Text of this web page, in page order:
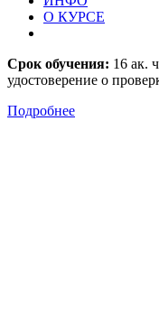
О КУРСЕ
Срок обучения: 16 ак.
удостоверение о
Подробнее